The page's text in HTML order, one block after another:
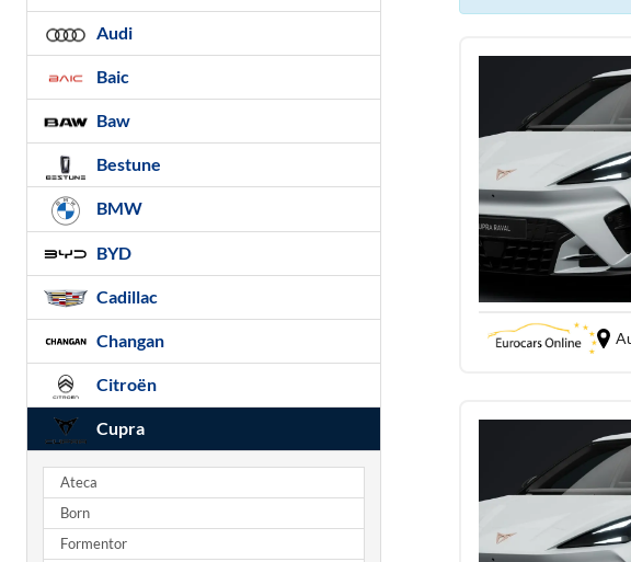
Audi
Baic
Baw
Bestune
BMW
BYD
Cadillac
Changan
Citroën
Cupra
Ateca
Born
Formentor